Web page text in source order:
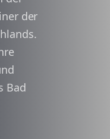
der
Bad